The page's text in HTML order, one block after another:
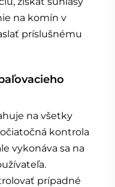
na komín v
príslušnému
na všetky
kontrola
vykonáva sa na
prípadné